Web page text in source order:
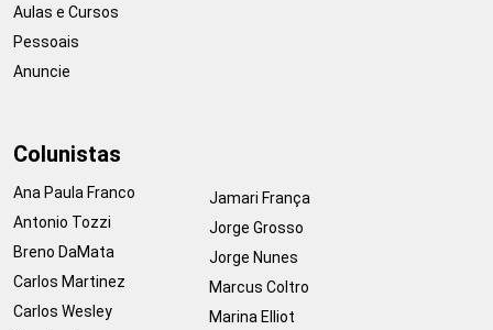
Aulas e Cursos
Pessoais
Anuncie
Colunistas
Ana Paula Franco
Antonio Tozzi
Breno DaMata
Carlos Martinez
Carlos Wesley
Jamari França
Jorge Grosso
Jorge Nunes
Marcus Coltro
Marina Elliot